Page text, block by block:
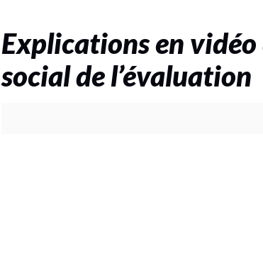
Explications en
social de l’évaluation